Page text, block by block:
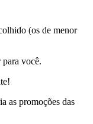
(os de menor
para você.
as promoções das